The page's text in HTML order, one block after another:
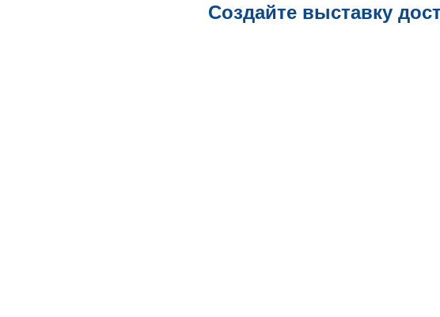
Создайте выставку